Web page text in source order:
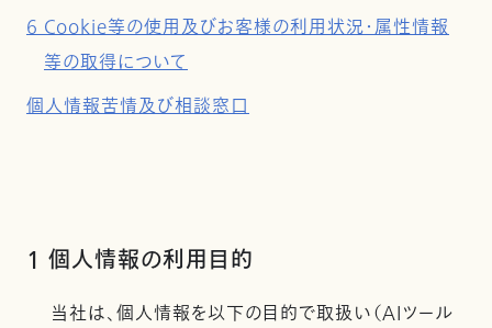
6 Cookie等の使用及びお客様の利用状況・属性情報
等の取得について
個人情報苦情及び相談窓口
1 個人情報の利用目的
当社は、個人情報を以下の目的で取扱い（AIツール